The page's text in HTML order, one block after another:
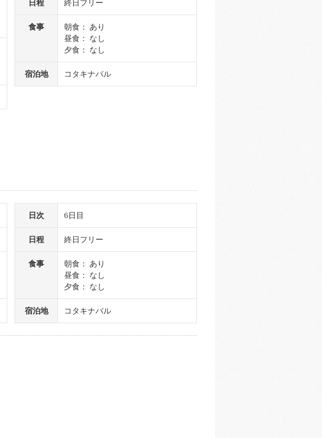
日程 終日フリー
食事
朝食： あり
昼食： なし
夕食： なし
宿泊地 コタキナバル
日次 6日目
日程 終日フリー
食事
朝食： あり
昼食： なし
夕食： なし
宿泊地 コタキナバル